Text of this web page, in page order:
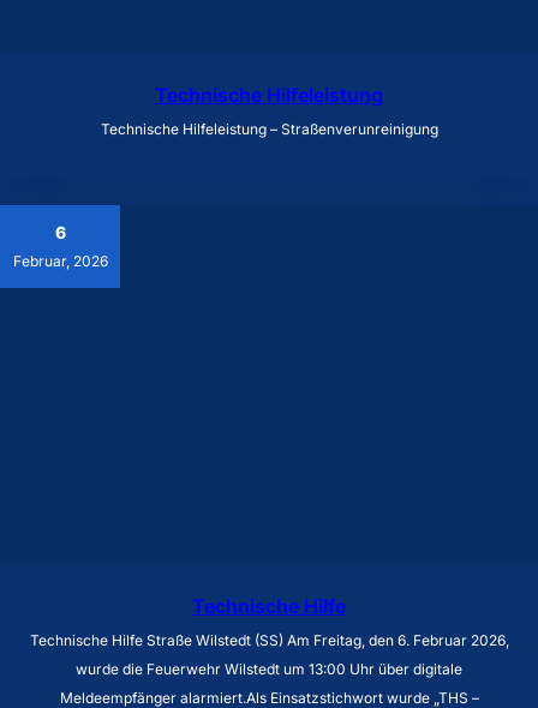
Technische Hilfeleistung
Technische Hilfeleistung – Straßenverunreinigung
6
Februar, 2026
Technische Hilfe
Technische Hilfe Straße Wilstedt (SS) Am Freitag, den 6. Februar 2026,
wurde die Feuerwehr Wilstedt um 13:00 Uhr über digitale
Meldeempfänger alarmiert.Als Einsatzstichwort wurde „THS –